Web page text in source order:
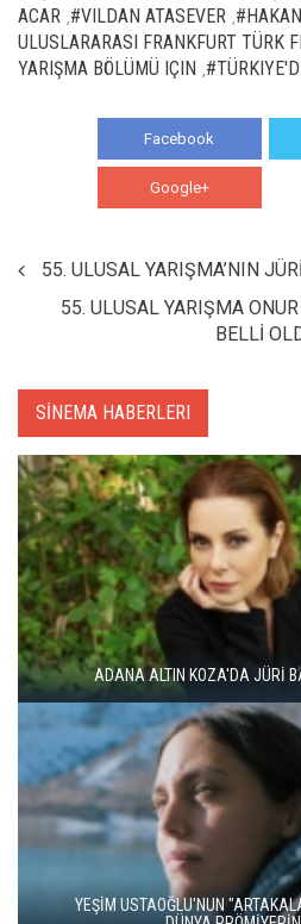
ACAR #VILDAN ATASEVER
ULUSLARARASI FRANKFURT TÜRK
YARIŞMA BÖLÜMÜ IÇIN
Facebook
Google+
55. ULUSAL YARIŞMA’NIN
55. ULUSAL YARIŞMA
BELLİ
SİNEMA HABERLERI
ADANA ALTIN KOZA'DA JÜRİ
YEŞİM USTAOĞLU'NUN